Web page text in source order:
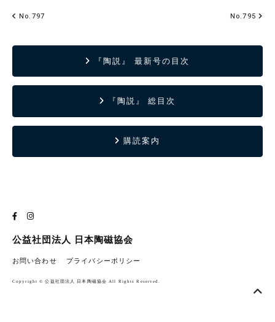
No.797 No.795
『陶説』 最新号の目次
『陶説』 総目次
購読案内
公益社団法人 日本陶磁協会
お問い合わせ プライバシーポリシー
Copyright © 公益社団法人 日本陶磁協会 All Rights Reserved.